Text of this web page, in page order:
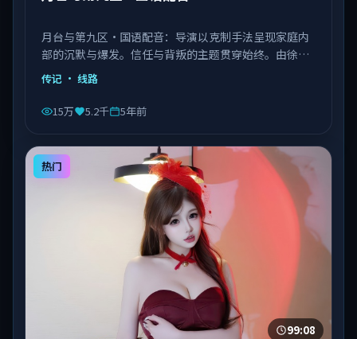
月台与第九区·国语配音：导演以克制手法呈现家庭内
部的沉默与爆发。信任与背叛的主题贯穿始终。由徐克
执导，章子怡、菅田将晖、张子枫等主演，中国台湾出
品，类型为传记。
传记 · 线路
15万 5.2千 5年前
热门
99:08